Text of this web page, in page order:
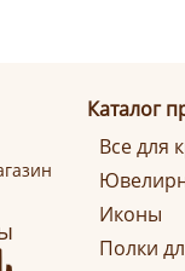
Каталог
Все для
Иконы
Полки